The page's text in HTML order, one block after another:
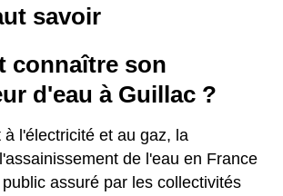
savoir
connaître son
d'eau à Guillac ?
à l'électricité et au gaz, la
de l'eau en France
assuré par les collectivités